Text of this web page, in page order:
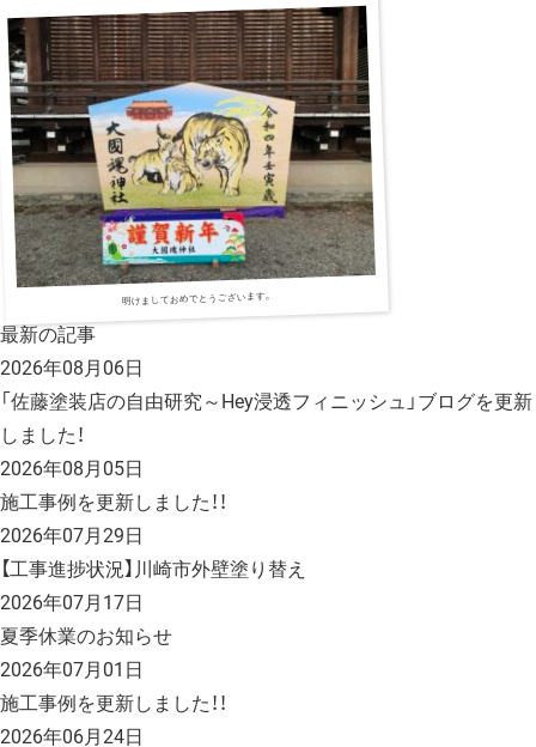
明けましておめでとうございます。
最新の記事
2026年08月06日
「佐藤塗装店の自由研究～Hey浸透フィニッシュ」ブログを更新
しました！
2026年08月05日
施工事例を更新しました！！
2026年07月29日
【工事進捗状況】川崎市外壁塗り替え
2026年07月17日
夏季休業のお知らせ
2026年07月01日
施工事例を更新しました！！
2026年06月24日